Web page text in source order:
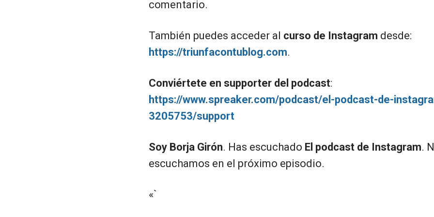
comentario.
También puedes acceder al curso de Instagram desde:
https://triunfacontublog.com.
Conviértete en supporter del podcast:
https://www.spreaker.com/podcast/el-podcast-de-
3205753/support
Soy Borja Girón. Has escuchado El podcast de Instagram.
escuchamos en el próximo episodio.
«`